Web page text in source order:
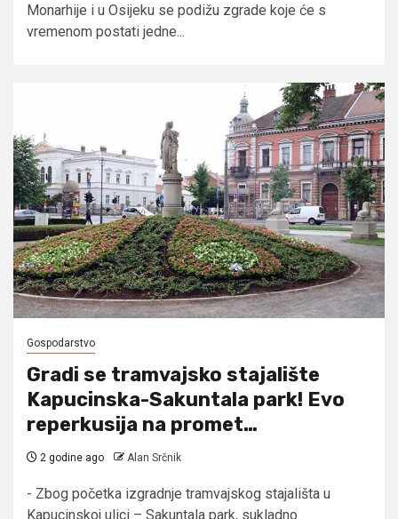
Monarhije i u Osijeku se podižu zgrade koje će s
vremenom postati jedne...
Gospodarstvo
Gradi se tramvajsko stajalište
Kapucinska-Sakuntala park! Evo
reperkusija na promet…
2 godine ago Alan Srčnik
- Zbog početka izgradnje tramvajskog stajališta u
Kapucinskoj ulici – Sakuntala park, sukladno